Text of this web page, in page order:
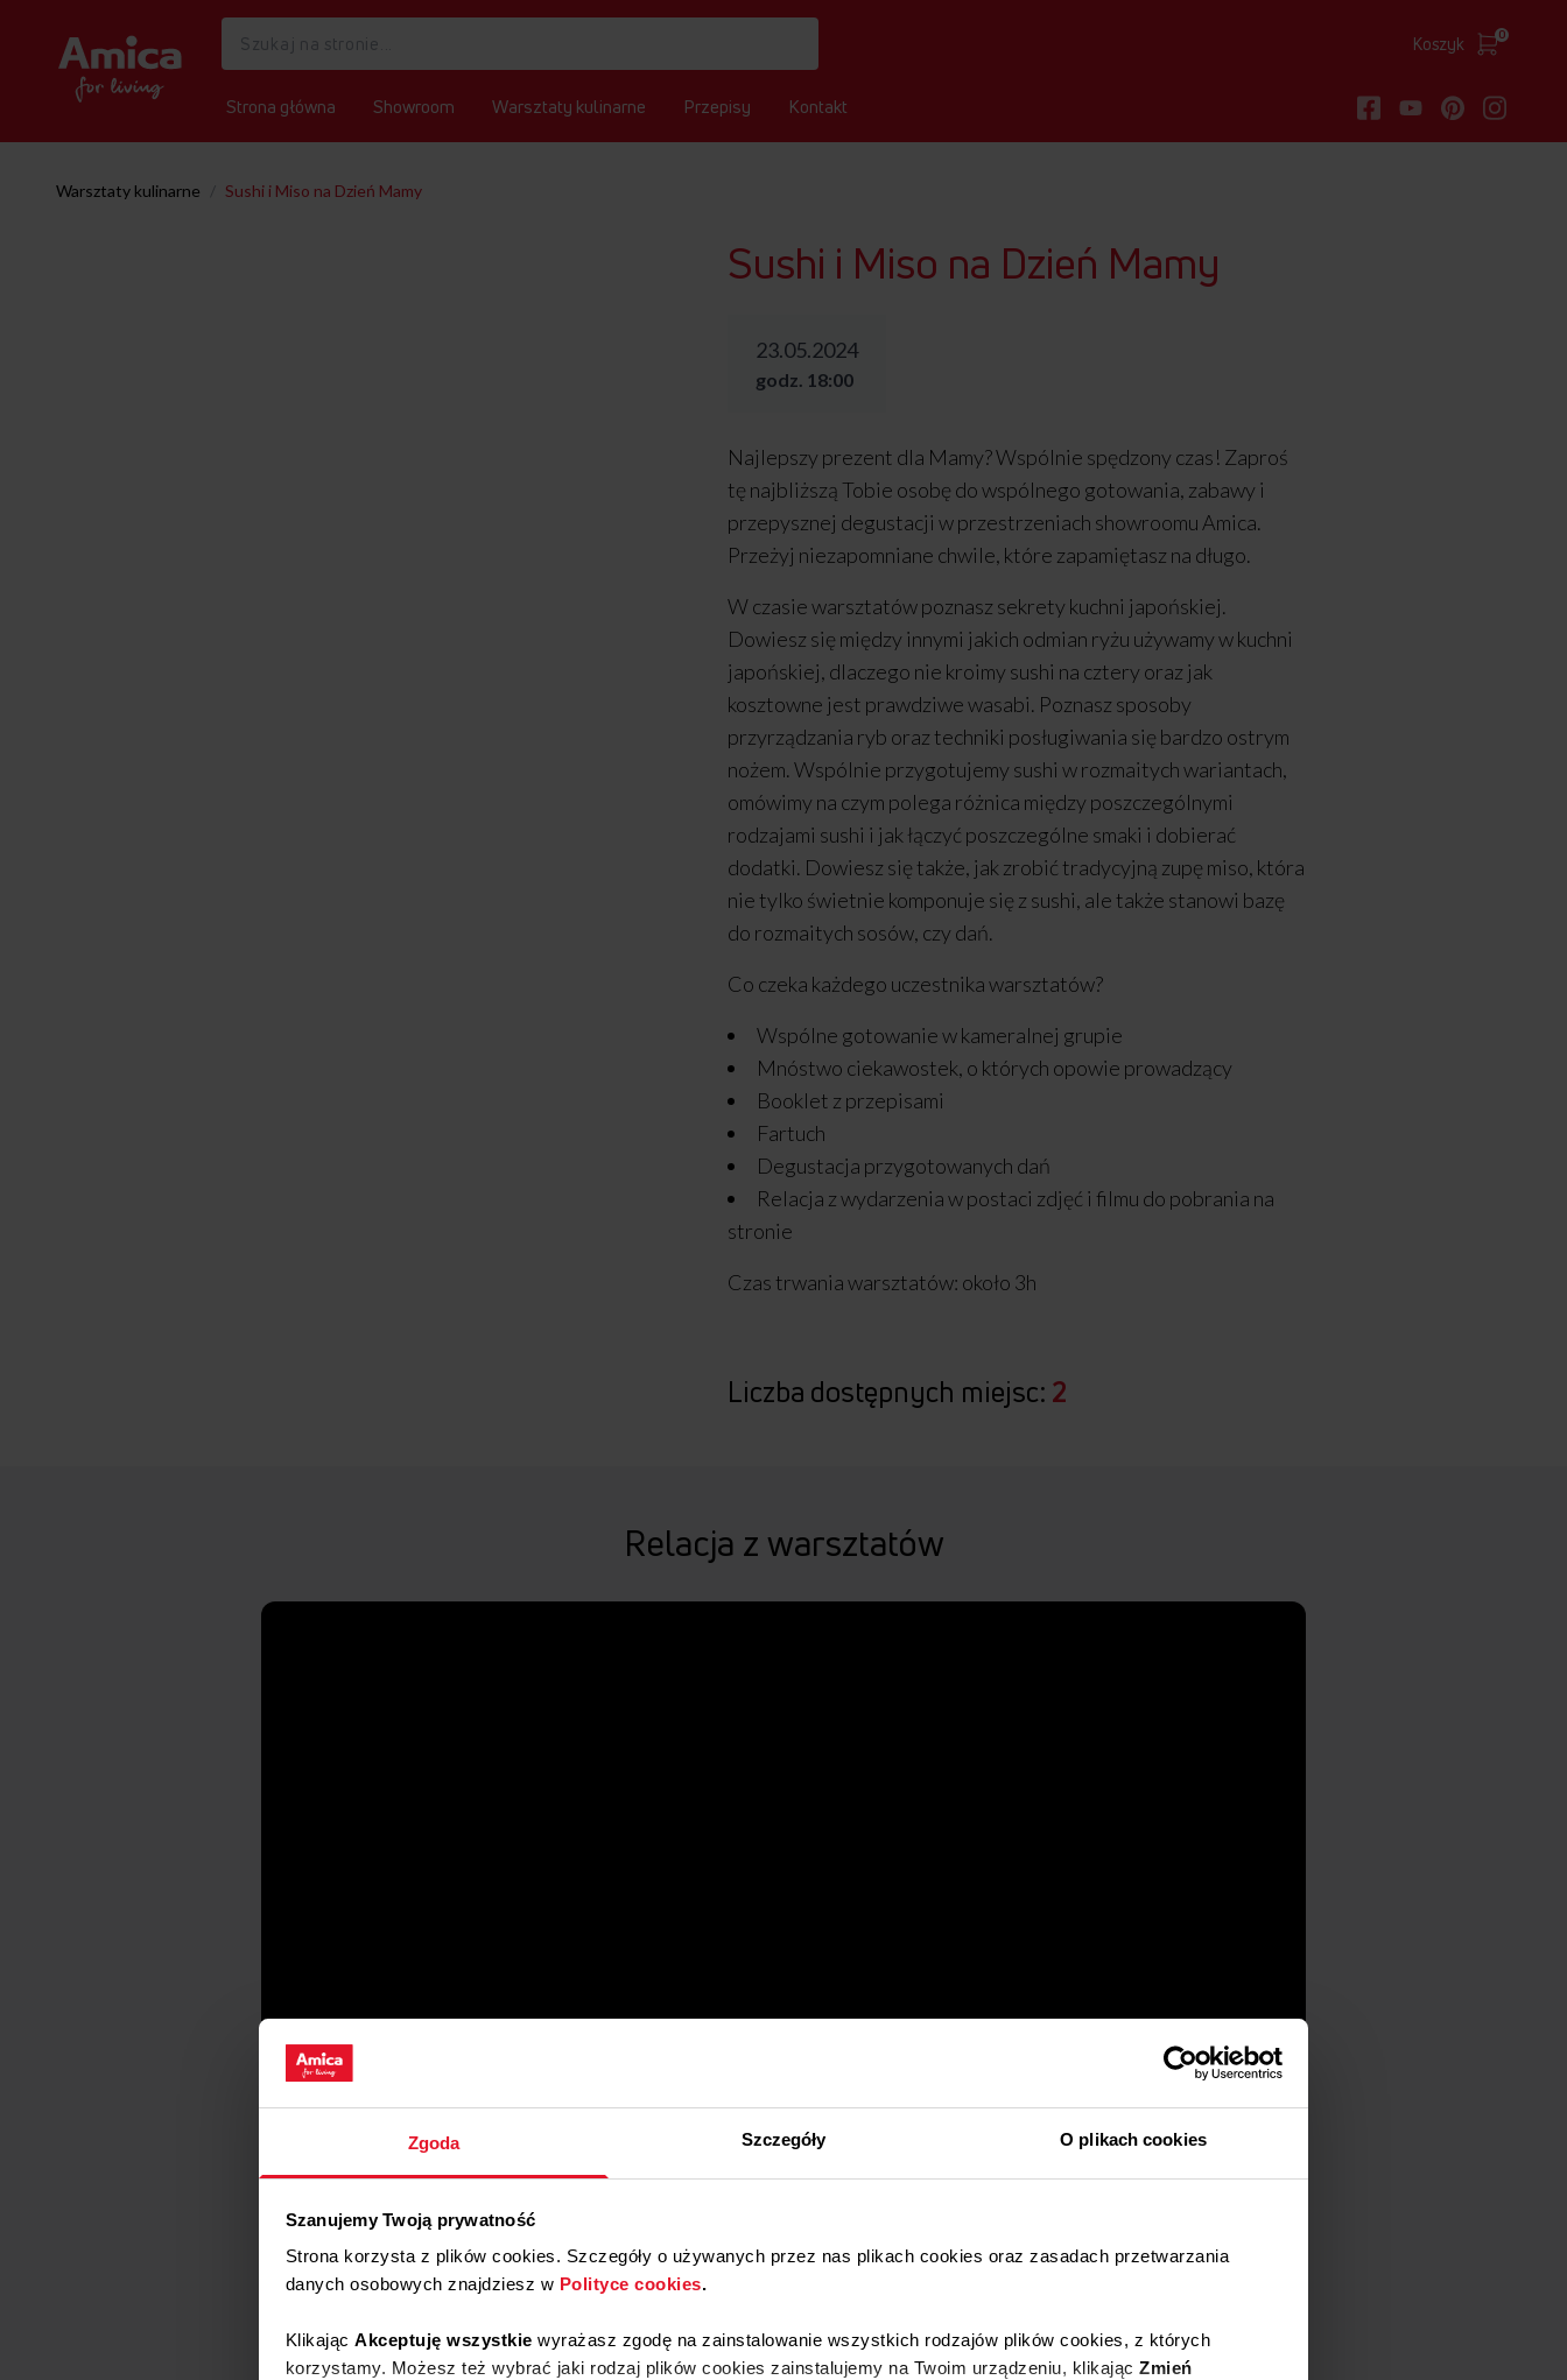
Zgoda Szczegóły O plikach cookies
Szanujemy Twoją prywatność
Strona korzysta z plików cookies. Szczegóły o używanych przez nas plikach cookies oraz zasadach przetwarzania
danych osobowych znajdziesz w Polityce cookies.
Klikając Akceptuję wszystkie wyrażasz zgodę na zainstalowanie wszystkich rodzajów plików cookies, z których
korzystamy. Możesz też wybrać jaki rodzaj plików cookies zainstalujemy na Twoim urządzeniu, klikając Zmień
Koszyk 0
Strona główna Showroom Warsztaty kulinarne Przepisy Kontakt
Warsztaty kulinarne Sushi i Miso na Dzień Mamy
Sushi i Miso na Dzień Mamy
23.05.2024
godz. 18:00
Najlepszy prezent dla Mamy? Wspólnie spędzony czas! Zaproś
tę najbliższą Tobie osobę do wspólnego gotowania, zabawy i
przepysznej degustacji w przestrzeniach showroomu Amica.
Przeżyj niezapomniane chwile, które zapamiętasz na długo.
W czasie warsztatów poznasz sekrety kuchni japońskiej.
Dowiesz się między innymi jakich odmian ryżu używamy w kuchni
japońskiej, dlaczego nie kroimy sushi na cztery oraz jak
kosztowne jest prawdziwe wasabi. Poznasz sposoby
przyrządzania ryb oraz techniki posługiwania się bardzo ostrym
nożem. Wspólnie przygotujemy sushi w rozmaitych wariantach,
omówimy na czym polega różnica między poszczególnymi
rodzajami sushi i jak łączyć poszczególne smaki i dobierać
dodatki. Dowiesz się także, jak zrobić tradycyjną zupę miso, która
nie tylko świetnie komponuje się z sushi, ale także stanowi bazę
do rozmaitych sosów, czy dań.
Co czeka każdego uczestnika warsztatów?
Wspólne gotowanie w kameralnej grupie
Mnóstwo ciekawostek, o których opowie prowadzący
Booklet z przepisami
Fartuch
Degustacja przygotowanych dań
Relacja z wydarzenia w postaci zdjęć i filmu do pobrania na
stronie
Czas trwania warsztatów: około 3h
Liczba dostępnych miejsc: 2
Relacja z warsztatów